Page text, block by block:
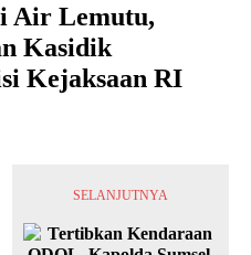
Air Lemutu,
Kasidik
Kejaksaan RI
SELANJUTNYA